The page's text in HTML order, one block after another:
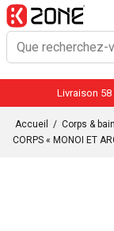
Livraison
Accueil / Corps & bain
CORPS « MONOI ET